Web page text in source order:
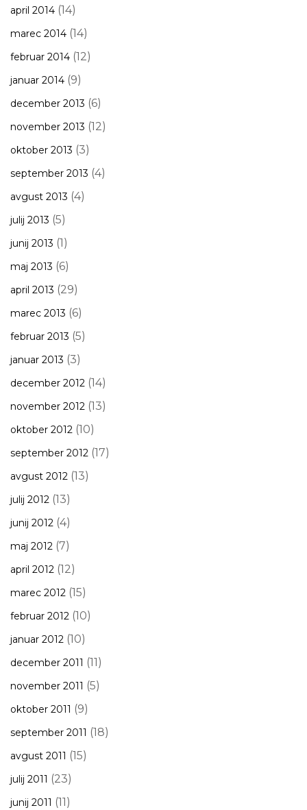
april 2014 (14)
marec 2014 (14)
februar 2014 (12)
januar 2014 (9)
december 2013 (6)
november 2013 (12)
oktober 2013 (3)
september 2013 (4)
avgust 2013 (4)
julij 2013 (5)
junij 2013 (1)
maj 2013 (6)
april 2013 (29)
marec 2013 (6)
februar 2013 (5)
januar 2013 (3)
december 2012 (14)
november 2012 (13)
oktober 2012 (10)
september 2012 (17)
avgust 2012 (13)
julij 2012 (13)
junij 2012 (4)
maj 2012 (7)
april 2012 (12)
marec 2012 (15)
februar 2012 (10)
januar 2012 (10)
december 2011 (11)
november 2011 (5)
oktober 2011 (9)
september 2011 (18)
avgust 2011 (15)
julij 2011 (23)
junij 2011 (11)